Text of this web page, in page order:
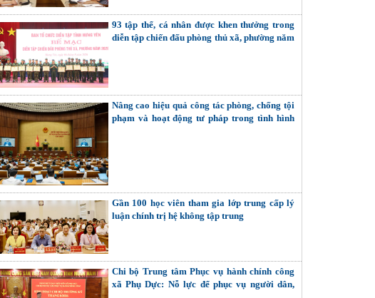
93 tập thể, cá nhân được khen thưởng trong
diễn tập chiến đấu phòng thủ xã, phường năm
Nâng cao hiệu quả công tác phòng, chống tội
phạm và hoạt động tư pháp trong tình hình
Gần 100 học viên tham gia lớp trung cấp lý
luận chính trị hệ không tập trung
Chi bộ Trung tâm Phục vụ hành chính công
xã Phụ Dực: Nỗ lực để phục vụ người dân,